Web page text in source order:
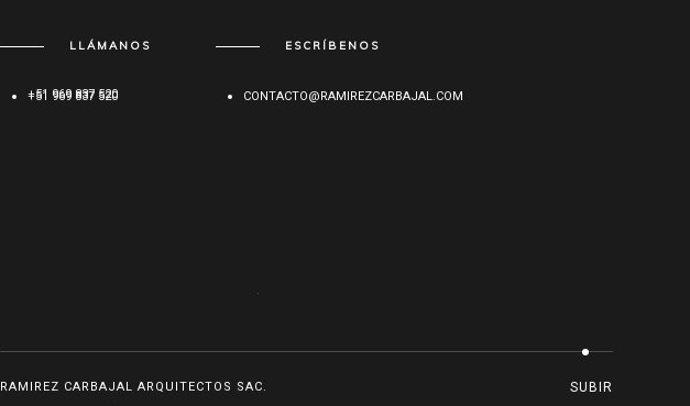
LLÁMANOS
+51 969 837 520
ESCRÍBENOS
CONTACTO@RAMIREZCARBAJAL.COM
RAMIREZ CARBAJAL ARQUITECTOS SAC. SUBIR